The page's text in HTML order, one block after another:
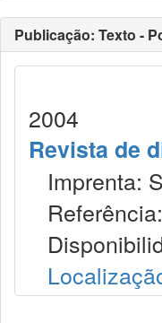
Publicação: Texto -
2004
Revista de
Imprenta: